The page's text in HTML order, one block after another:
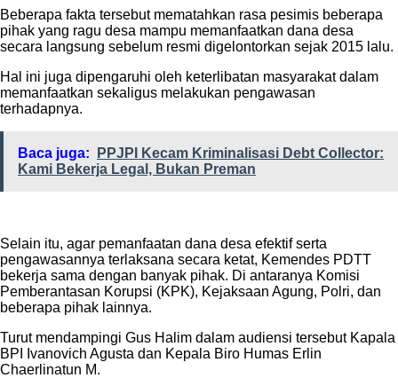
Beberapa fakta tersebut mematahkan rasa pesimis beberapa
pihak yang ragu desa mampu memanfaatkan dana desa
secara langsung sebelum resmi digelontorkan sejak 2015 lalu.
Hal ini juga dipengaruhi oleh keterlibatan masyarakat dalam
memanfaatkan sekaligus melakukan pengawasan
terhadapnya.
Baca juga:
PPJPI Kecam Kriminalisasi Debt Collector:
Kami Bekerja Legal, Bukan Preman
Selain itu, agar pemanfaatan dana desa efektif serta
pengawasannya terlaksana secara ketat, Kemendes PDTT
bekerja sama dengan banyak pihak. Di antaranya Komisi
Pemberantasan Korupsi (KPK), Kejaksaan Agung, Polri, dan
beberapa pihak lainnya.
Turut mendampingi Gus Halim dalam audiensi tersebut Kapala
BPI Ivanovich Agusta dan Kepala Biro Humas Erlin
Chaerlinatun M.